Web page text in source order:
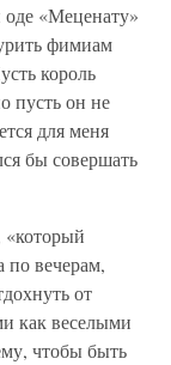
«Меценату»
фимиам
король
пусть он не
для меня
бы совершать
«который
вечерам,
от
как веселыми
чтобы быть